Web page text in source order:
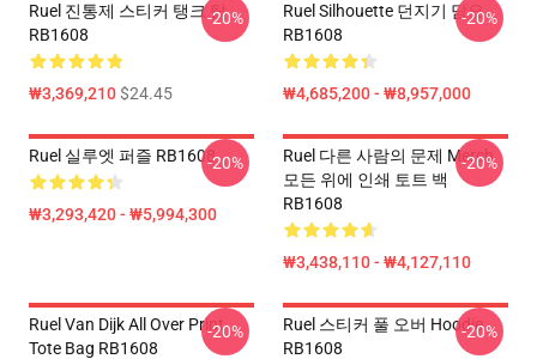
Ruel 진통제 스티커 탱크 탑
RB1608
₩3,369,210$24.45
-20%
Ruel Silhouette 던지기 담요
RB1608
₩4,685,200 - ₩8,957,000
-20%
Ruel 실루엣 퍼즐 RB1608
₩3,293,420 - ₩5,994,300
-20%
Ruel 다른 사람의 문제 Merch
모든 위에 인쇄 토트 백
RB1608
₩3,438,110 - ₩4,127,110
-20%
Ruel Van Dijk All Over Print
Tote Bag RB1608
-20%
Ruel 스티커 풀 오버 Hoodie
RB1608
-20%